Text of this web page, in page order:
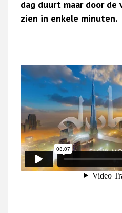
dag duurt maar door
zien in enkele minuten.